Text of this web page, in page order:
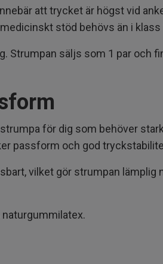
att trycket är högst vid
stöd behövs än i klass
Strumpan säljs som 1 par och
för dig som behöver
passform och god
vilket gör strumpan
naturgummilatex.